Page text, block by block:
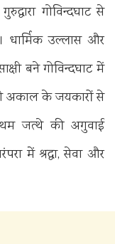
गोविन्दघाट से
धार्मिक उल्लास और
बने गोविन्दघाट में
अकाल के जयकारों से
जत्थे की अगुवाई
में श्रद्धा, सेवा और